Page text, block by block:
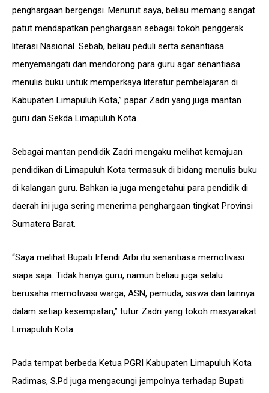
penghargaan bergengsi. Menurut saya, beliau memang sangat
patut mendapatkan penghargaan sebagai tokoh penggerak
literasi Nasional. Sebab, beliau peduli serta senantiasa
menyemangati dan mendorong para guru agar senantiasa
menulis buku untuk memperkaya literatur pembelajaran di
Kabupaten Limapuluh Kota,” papar Zadri yang juga mantan
guru dan Sekda Limapuluh Kota.
Sebagai mantan pendidik Zadri mengaku melihat kemajuan
pendidikan di Limapuluh Kota termasuk di bidang menulis buku
di kalangan guru. Bahkan ia juga mengetahui para pendidik di
daerah ini juga sering menerima penghargaan tingkat Provinsi
Sumatera Barat.
“Saya melihat Bupati Irfendi Arbi itu senantiasa memotivasi
siapa saja. Tidak hanya guru, namun beliau juga selalu
berusaha memotivasi warga, ASN, pemuda, siswa dan lainnya
dalam setiap kesempatan,” tutur Zadri yang tokoh masyarakat
Limapuluh Kota.
Pada tempat berbeda Ketua PGRI Kabupaten Limapuluh Kota
Radimas, S.Pd juga mengacungi jempolnya terhadap Bupati